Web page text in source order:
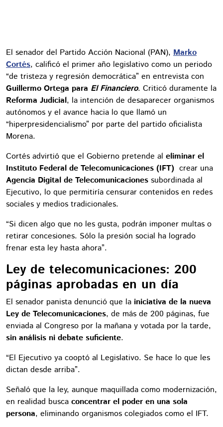
El senador del Partido Acción Nacional (PAN), Marko
Cortés, calificó el primer año legislativo como un periodo
“de tristeza y regresión democrática” en entrevista con
Guillermo Ortega para El Financiero. Criticó duramente la
Reforma Judicial, la intención de desaparecer organismos
autónomos y el avance hacia lo que llamó un
“hiperpresidencialismo” por parte del partido oficialista
Morena.
Cortés advirtió que el Gobierno pretende al eliminar el
Instituto Federal de Telecomunicaciones (IFT) crear una
Agencia Digital de Telecomunicaciones subordinada al
Ejecutivo, lo que permitiría censurar contenidos en redes
sociales y medios tradicionales.
“Si dicen algo que no les gusta, podrán imponer multas o
retirar concesiones. Sólo la presión social ha logrado
frenar esta ley hasta ahora”.
Ley de telecomunicaciones: 200
páginas aprobadas en un día
El senador panista denunció que la iniciativa de la nueva
Ley de Telecomunicaciones, de más de 200 páginas, fue
enviada al Congreso por la mañana y votada por la tarde,
sin análisis ni debate suficiente.
“El Ejecutivo ya cooptó al Legislativo. Se hace lo que les
dictan desde arriba”.
Señaló que la ley, aunque maquillada como modernización,
en realidad busca concentrar el poder en una sola
persona, eliminando organismos colegiados como el IFT.